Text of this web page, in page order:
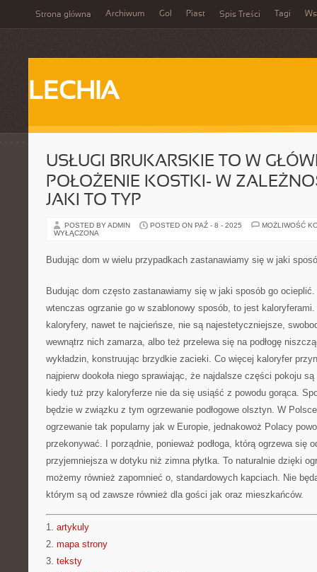
Strona główna Archiwum Gol Piast Spis Treści Tagi
LECHIA
USŁUGI BRUKARSKIE TO W
POŁOŻENIE KOSTKI- W
JAKI TO TYP
POSTED BY ADMIN POSTED ON PAŹ - 8 - 2025
MOŻLIWOŚĆ
WYŁĄCZONA
Budując dom w wielu przypadkach zastanawiamy się w jaki
Budując dom często zastanawiamy się w jaki sposób go
wtenczas ogrzanie go w szablonowy sposób, to jest
kaloryfery, nawet te najcieńsze, nie są najestetyczniejsze,
wewnątrz nich zamarza, albo też przelewa się na podłogę
wykładzin, konstruując brzydkie zacieki. Co więcej kaloryfer
najpierw dookoła niego sprawiając, że najdalsze części pokoju
kiedy tuż przy kaloryferze nie da się usiąść z powodu gorąca.
będzie w związku z tym ogrzewanie podłogowe olsztyn. W
ogrzewanie tak popularny jak w Europie, jednakowoż Polacy
przekonywać. I porządnie, ponieważ podłoga, którą ogrzewa się
przyjemniejsza w dotyku niż zimna płytka. To naturalnie dzięki
możemy również zapomnieć o, standardowych kapciach. Nie
którym są od zawsze również dla gości jak oraz mieszkańców.
1. artykuly
2. mapa strony
3. teksty